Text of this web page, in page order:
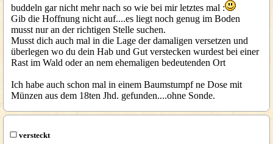
buddeln gar nicht mehr nach so wie bei mir letztes mal :
Gib die Hoffnung nicht auf....es liegt noch genug im Boden
musst nur an der richtigen Stelle suchen.
Musst dich auch mal in die Lage der damaligen versetzen und
überlegen wo du dein Hab und Gut verstecken wurdest bei einer
Rast im Wald oder an nem ehemaligen bedeutenden Ort
Ich habe auch schon mal in einem Baumstumpf ne Dose mit
Münzen aus dem 18ten Jhd. gefunden....ohne Sonde.
versteckt